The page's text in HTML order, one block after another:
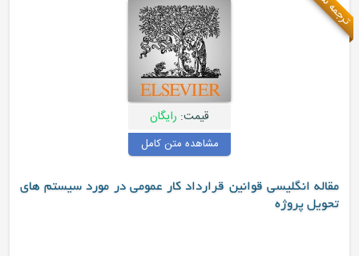
قیمت:رایگان
مشاهده متن کامل
مقاله انگلیسی قوانین قرارداد کار عمومی در مورد سیستم های
تحویل پروژه